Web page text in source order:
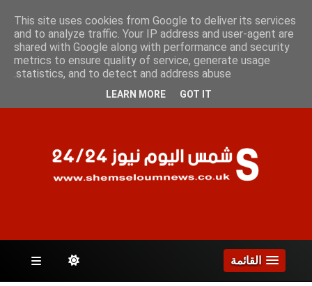
الصفحات
القائمة
This site uses cookies from Google to deliver its services
and to analyze traffic. Your IP address and user-agent are
shared with Google along with performance and security
metrics to ensure quality of service, generate usage
statistics, and to detect and address abuse.
LEARN MORE GOT IT